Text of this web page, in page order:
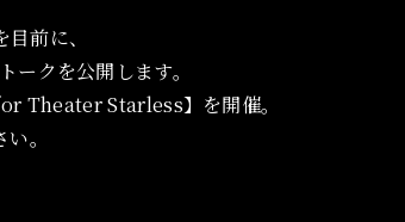
前に、
クを公開します。
Theater Starless】を開催。
。